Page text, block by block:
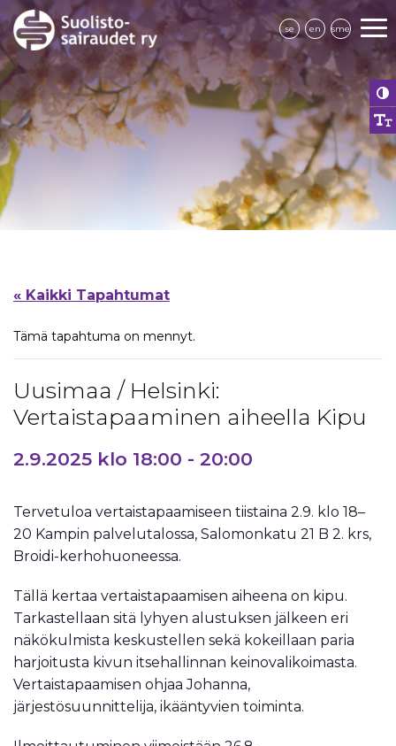
se en sme
« Kaikki Tapahtumat
Tämä tapahtuma on mennyt.
Uusimaa / Helsinki:
Vertaistapaaminen aiheella Kipu
2.9.2025 klo 18:00 - 20:00
Tervetuloa vertaistapaamiseen tiistaina 2.9. klo 18–
20 Kampin palvelutalossa, Salomonkatu 21 B 2. krs,
Broidi-kerhohuoneessa.
Tällä kertaa vertaistapaamisen aiheena on kipu.
Tarkastellaan sitä lyhyen alustuksen jälkeen eri
näkökulmista keskustellen sekä kokeillaan paria
harjoitusta kivun itsehallinnan keinovalikoimasta.
Vertaistapaamisen ohjaa Johanna,
järjestösuunnittelija, ikääntyvien toiminta.